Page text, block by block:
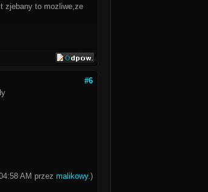
zjebany to mozliwe,ze
#6
AM przez malikowy.)